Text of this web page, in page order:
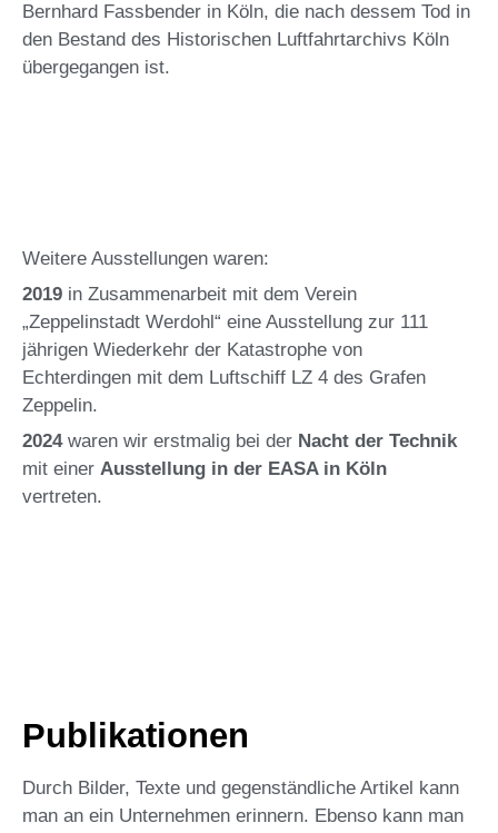
Bernhard Fassbender in Köln, die nach dessem Tod in
den Bestand des Historischen Luftfahrtarchivs Köln
übergegangen ist.
Weitere Ausstellungen waren:
2019 in Zusammenarbeit mit dem Verein
„Zeppelinstadt Werdohl“ eine Ausstellung zur 111
jährigen Wiederkehr der Katastrophe von
Echterdingen mit dem Luftschiff LZ 4 des Grafen
Zeppelin.
2024waren wir erstmalig bei der Nacht der Technik
mit einer Ausstellung in der EASA in Köln
vertreten.
Publikationen
Durch Bilder, Texte und gegenständliche Artikel kann
man an ein Unternehmen erinnern. Ebenso kann man